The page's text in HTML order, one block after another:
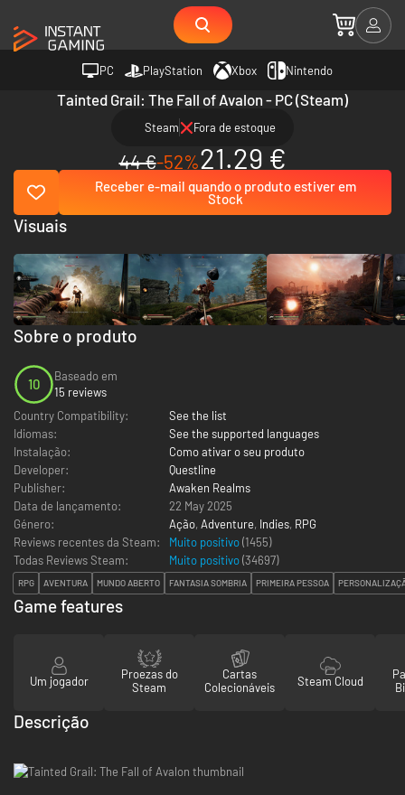
PC PlayStation Xbox Nintendo
Tainted Grail: The Fall of Avalon - PC (Steam)
Steam Fora de estoque
44 €-52%21.29 €
Receber e-mail quando o produto estiver em
Stock
Sobre o produto
10
Baseado em
15 reviews
Country Compatibility:
See the list
Idiomas:
See the supported languages
Instalação:
Como ativar o seu produto
Developer:
Questline
Publisher:
Awaken Realms
Data de lançamento:
22 May 2025
Género:
Ação, Adventure, Indies, RPG
Reviews recentes da Steam:
Muito positivo(1455)
Todas Reviews Steam:
Muito positivo(34697)
RPG AVENTURA MUNDO ABERTO FANTASIA SOMBRIA PRIMEIRA PESSOA
Visuais
Game features
Um jogador
Proezas do
Steam
Cartas
Colecionáveis
Steam Cloud
Descrição